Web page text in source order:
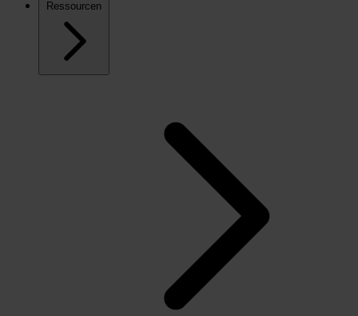
Ressourcen